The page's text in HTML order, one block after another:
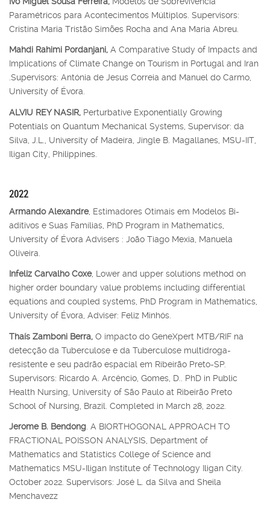
Paramétricos para Acontecimentos Múltiplos. Supervisors:
Cristina Maria Tristão Simões Rocha and Ana Maria Abreu.
Mahdi Rahimi Pordanjani, A Comparative Study of Impacts and
Implications of Climate Change on Tourism in Portugal and Iran
.Supervisors: Antónia de Jesus Correia and Manuel do Carmo,
University of Évora.
ALVIU REY NASIR, Perturbative Exponentially Growing
Potentials on Quantum Mechanical Systems, Supervisor: da
Silva, J.L., University of Madeira, Jingle B. Magallanes, MSU-IIT,
Iligan City, Philippines.
2022
Armando Alexandre, Estimadores Otimais em Modelos Bi-
aditivos e Suas Famílias, PhD Program in Mathematics,
University of Évora Advisers : João Tiago Mexia, Manuela
Oliveira.
Infeliz Carvalho Coxe, Lower and upper solutions method on
higher order boundary value problems including differential
equations and coupled systems, PhD Program in Mathematics,
University of Évora, Adviser: Feliz Minhós.
Thaís Zamboni Berra, O impacto do GeneXpert MTB/RIF na
detecção da Tuberculose e da Tuberculose multidroga-
resistente e seu padrão espacial em Ribeirão Preto-SP.
Supervisors: Ricardo A. Arcêncio, Gomes, D.. PhD in Public
Health Nursing, University of São Paulo at Ribeirão Preto
School of Nursing, Brazil. Completed in March 28, 2022.
Jerome B. Bendong. A BIORTHOGONAL APPROACH TO
FRACTIONAL POISSON ANALYSIS, Department of
Mathematics and Statistics College of Science and
Mathematics MSU-Iligan Institute of Technology Iligan City.
October 2022. Supervisors: José L. da Silva and Sheila
Menchavezz